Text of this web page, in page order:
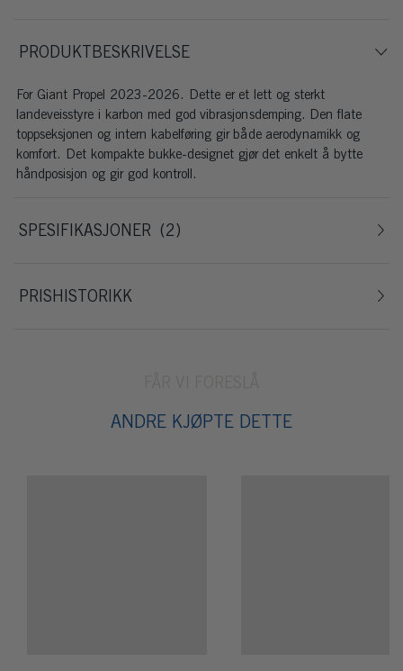
PRODUKTBESKRIVELSE
For Giant Propel 2023-2026. Dette er et lett og sterkt
landeveisstyre i karbon med god vibrasjonsdemping. Den flate
toppseksjonen og intern kabelføring gir både aerodynamikk og
komfort. Det kompakte bukke-designet gjør det enkelt å bytte
håndposisjon og gir god kontroll.
SPESIFIKASJONER 2
PRISHISTORIKK
ANDRE KJØPTE DETTE